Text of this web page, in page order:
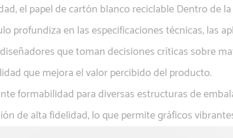
el papel decartón blanco reciclableDentro de
profundiza en las especificaciones técnicas, las
que toman decisiones críticas sobre
que mejora el valor percibido del producto.
formabilidad para diversas estructuras de
de alta fidelidad, lo que permite gráficos